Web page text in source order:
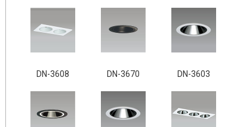
DN-3608 DN-3670 DN-3603